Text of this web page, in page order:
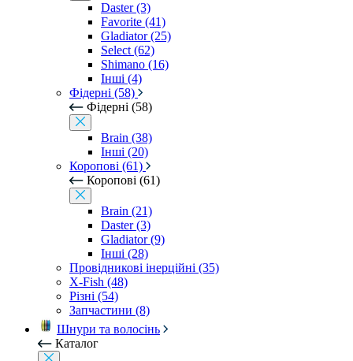
Daster (3)
Favorite (41)
Gladiator (25)
Select (62)
Shimano (16)
Інші (4)
Фідерні (58)
Фідерні (58)
Brain (38)
Інші (20)
Коропові (61)
Коропові (61)
Brain (21)
Daster (3)
Gladiator (9)
Інші (28)
Провідникові інерційні (35)
X-Fish (48)
Різні (54)
Запчастини (8)
Шнури та волосінь
Каталог